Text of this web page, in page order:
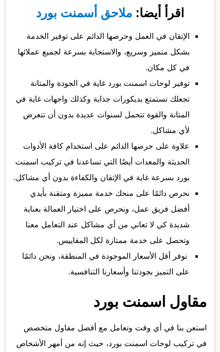
اقرأ أيضا: ملاحق أسمنت بورد
الإتقان في العمل وحرصها الدائم على توفير الخدمة
بشكل متميز وسريع، والاستجابة بسرعة لجميع عملائها
في كل مكان.
توفير لوحات اسمنت بورد غاية في الجودة والمتانة
تجعلك تستمتع بديكورات جذابة وكذلك واجهات غاية في
المتانة والقوة تتحمل لسنوات عديدة بدون أن تتعرض
لأي مشاكل.
علاوة على حرصها الدائم على استخدام كافة الأدوات
الحديثة والمعدات أيضًا التي تساعدنا في تركيب اسمنت
بورد بسرعة غاية في الإتقان والكفاءة بدون أي مشاكل.
نحرص دائمًا على منحك خدمة مميزة ومتقنة بأيدي
أفضل فريق عمل، ونحرص على اختيار العمالة بعناية
شديدة كي لا تعاني من أي مشاكل عند التعامل معنا
وتحصل على خدمة ممتازة لكل المقاييس.
نوفر أقل الأسعار الموجودة في المنطقة، ونحن دائمًا
على التميز بجودتنا وأسعارنا التنافسية.
مقاول اسمنت بورد
استعن بنا في أي وقت وتعامل مع أفضل مقاول متخصص
في تركيب لوحات اسمنت بورد، حيث إنه من أمهر الأشخاص